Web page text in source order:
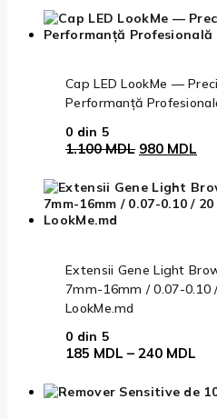
Cap LED LookMe —
Performanță
0 din 5
1.100MDL Prețul
a
fost:
980 MDL
Extensii Gene Light
7mm-16mm / 0.07-0.10
LookMe.md
0 din 5
185 MDL – 240 MDL